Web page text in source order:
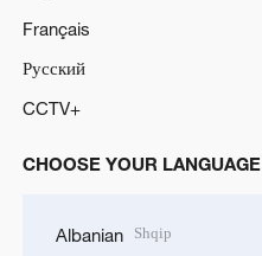
Français
Русский
CCTV+
CHOOSE YOUR LANGUAGE
Albanian Shqip